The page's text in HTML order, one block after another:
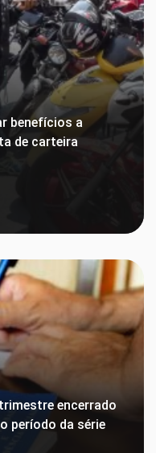
benefícios a
de carteira
encerrado
período da série